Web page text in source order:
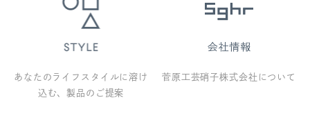
あなたのライフスタイルに溶け
込む、製品のご提案
菅原工芸硝子株式会社について